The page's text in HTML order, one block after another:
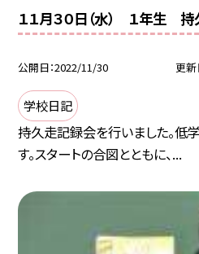
１１月３０日（水） １年生 持
公開日 2022/11/30 更新
学校日記
持久走記録会を行いました。低
す。スタートの合図とともに、...